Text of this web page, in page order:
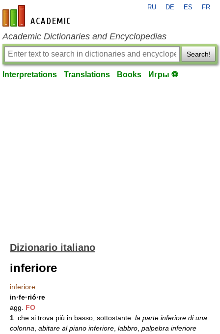
en-academic.com
RU DE ES FR
Academic Dictionaries and Encyclopedias
Search!
Interpretations Translations Books Игры ⚽
Dizionario italiano
inferiore
inferiore
in·fe·rió·re
agg. FO
1 . che si trova più in basso, sottostante: la parte inferiore di una
colonna abitare al piano inferiore labbro palpebra inferiore